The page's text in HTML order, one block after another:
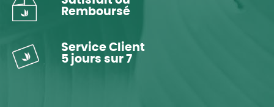
Remboursé
Service Client
5 jours sur 7